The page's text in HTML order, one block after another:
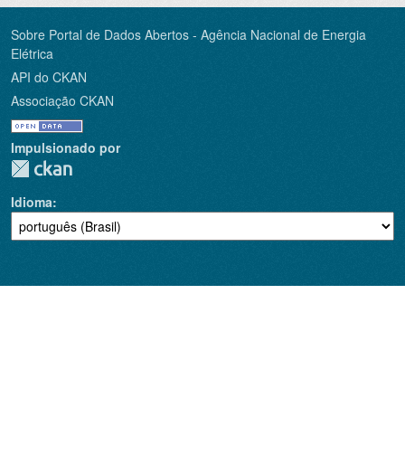
Sobre Portal de Dados Abertos - Agência Nacional de Energia
Elétrica
API do CKAN
Associação CKAN
Impulsionado por
Idioma